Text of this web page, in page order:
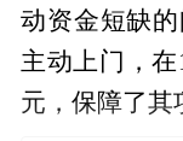
动资金短缺
主动上门，
元，保障了其